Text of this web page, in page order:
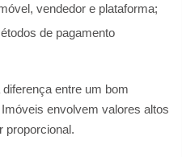
vendedor e plataforma;
de pagamento
entre um bom
envolvem valores altos
proporcional.